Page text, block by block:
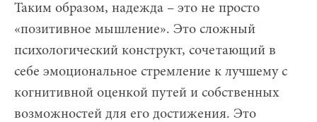
Таким образом, надежда – это не просто
«позитивное мышление». Это сложный
психологический конструкт, сочетающий в
себе эмоциональное стремление к лучшему с
когнитивной оценкой путей и собственных
возможностей для его достижения. Это